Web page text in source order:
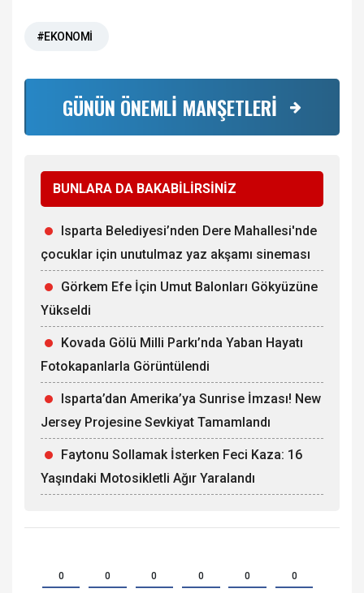
#EKONOMİ
GÜNÜN ÖNEMLİ MANŞETLERİ
BUNLARA DA BAKABİLİRSİNİZ
Isparta Belediyesi’nden Dere Mahallesi'nde
çocuklar için unutulmaz yaz akşamı sineması
Görkem Efe İçin Umut Balonları Gökyüzüne
Yükseldi
Kovada Gölü Milli Parkı’nda Yaban Hayatı
Fotokapanlarla Görüntülendi
Isparta’dan Amerika’ya Sunrise İmzası! New
Jersey Projesine Sevkiyat Tamamlandı
Faytonu Sollamak İsterken Feci Kaza: 16
Yaşındaki Motosikletli Ağır Yaralandı
0 0 0 0 0 0